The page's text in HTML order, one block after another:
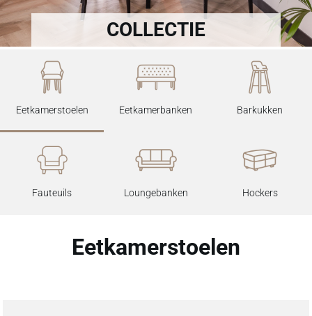
COLLECTIE
Eetkamerstoelen Eetkamerbanken Barkukken
Fauteuils Loungebanken Hockers
Eetkamerstoelen